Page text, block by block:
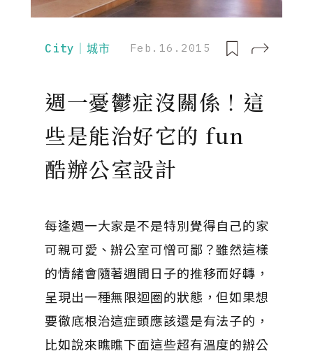
City｜城市 Feb.16.2015
週一憂鬱症沒關係！這
些是能治好它的 fun
酷辦公室設計
每逢週一大家是不是特別覺得自己的家
可親可愛、辦公室可憎可鄙？雖然這樣
的情緒會隨著週間日子的推移而好轉，
呈現出一種無限迴圈的狀態，但如果想
要徹底根治這症頭應該還是有法子的，
比如說來瞧瞧下面這些超有溫度的辦公